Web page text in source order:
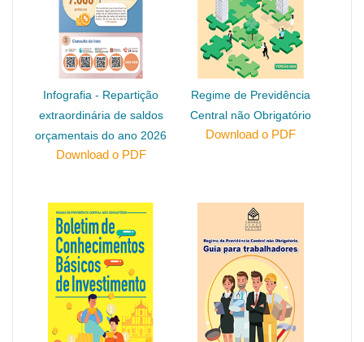
Infografia - Repartição
extraordinária de saldos
orçamentais do ano 2026
Download o PDF
Regime de Previdência
Central não Obrigatório
Download o PDF